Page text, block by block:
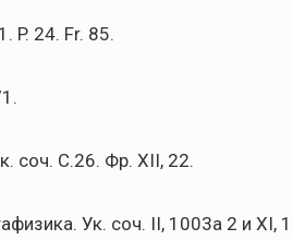
P. 24. Fr. 85.
соч. С.26. Фр. XII, 22.
Ук. соч. II, 1003a 2 и XI,